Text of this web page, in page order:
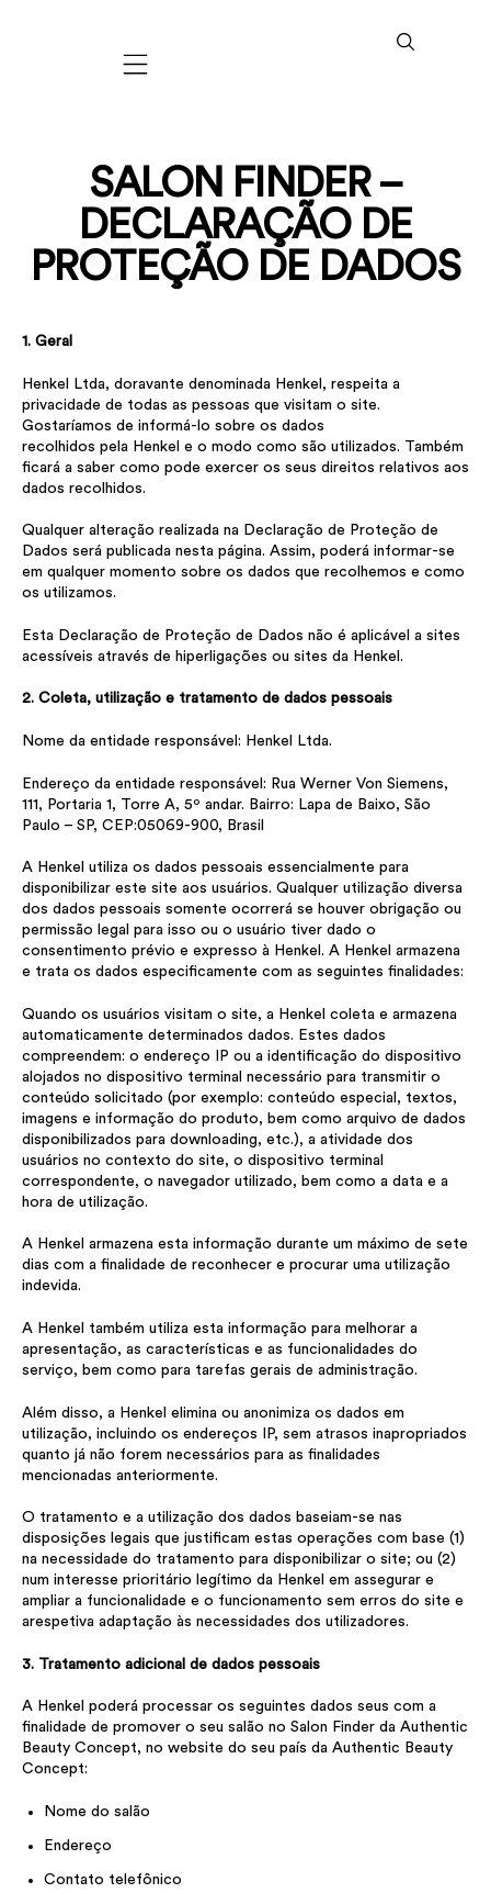
Mobile navigation
SALON FINDER –
DECLARAÇÃO DE
PROTEÇÃO DE DADOS
1. Geral
Henkel Ltda, doravante denominada Henkel, respeita a
privacidade de todas as pessoas que visitam o site.
Gostaríamos de informá-lo sobre os dados
recolhidos pela Henkel e o modo como são utilizados. Também
ficará a saber como pode exercer os seus direitos relativos aos
dados recolhidos.
Qualquer alteração realizada na Declaração de Proteção de
Dados será publicada nesta página. Assim, poderá informar-se
em qualquer momento sobre os dados que recolhemos e como
os utilizamos.
Esta Declaração de Proteção de Dados não é aplicável a sites
acessíveis através de hiperligações ou sites da Henkel.
2. Coleta, utilização e tratamento de dados pessoais
Nome da entidade responsável: Henkel Ltda.
Endereço da entidade responsável: Rua Werner Von Siemens,
111, Portaria 1, Torre A, 5º andar. Bairro: Lapa de Baixo, São
Paulo – SP, CEP:05069-900, Brasil
A Henkel utiliza os dados pessoais essencialmente para
disponibilizar este site aos usuários. Qualquer utilização diversa
dos dados pessoais somente ocorrerá se houver obrigação ou
permissão legal para isso ou o usuário tiver dado o
consentimento prévio e expresso à Henkel. A Henkel armazena
e trata os dados especificamente com as seguintes finalidades:
Quando os usuários visitam o site, a Henkel coleta e armazena
automaticamente determinados dados. Estes dados
compreendem: o endereço IP ou a identificação do dispositivo
alojados no dispositivo terminal necessário para transmitir o
conteúdo solicitado (por exemplo: conteúdo especial, textos,
imagens e informação do produto, bem como arquivo de dados
disponibilizados para downloading, etc.), a atividade dos
usuários no contexto do site, o dispositivo terminal
correspondente, o navegador utilizado, bem como a data e a
hora de utilização.
A Henkel armazena esta informação durante um máximo de sete
dias com a finalidade de reconhecer e procurar uma utilização
indevida.
A Henkel também utiliza esta informação para melhorar a
apresentação, as características e as funcionalidades do
serviço, bem como para tarefas gerais de administração.
Além disso, a Henkel elimina ou anonimiza os dados em
utilização, incluindo os endereços IP, sem atrasos inapropriados
quanto já não forem necessários para as finalidades
mencionadas anteriormente.
O tratamento e a utilização dos dados baseiam-se nas
disposições legais que justificam estas operações com base (1)
na necessidade do tratamento para disponibilizar o site; ou (2)
num interesse prioritário legítimo da Henkel em assegurar e
ampliar a funcionalidade e o funcionamento sem erros do site e
arespetiva adaptação às necessidades dos utilizadores.
3. Tratamento adicional de dados pessoais
A Henkel poderá processar os seguintes dados seus com a
finalidade de promover o seu salão no Salon Finder da Authentic
Beauty Concept, no website do seu país da Authentic Beauty
Concept:
Nome do salão
Endereço
Contato telefônico